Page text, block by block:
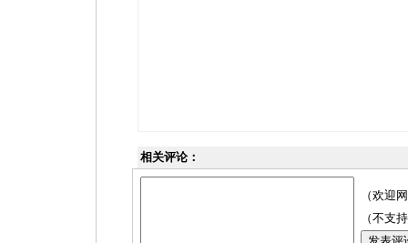
相关评论：
（欢迎
（不支